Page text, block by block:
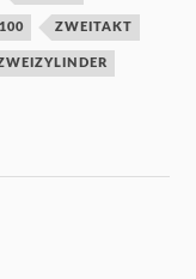
ZWEITAKT